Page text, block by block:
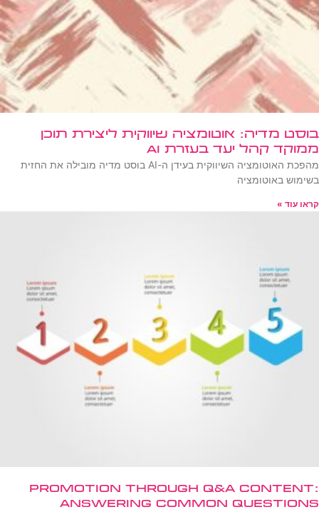
בוסט מדיה: אוטומציה שיווקית ליצירת תוכן
ממוקד קהל יעד בעזרת AI
מהפכת האוטומציה השיווקית בעידן ה-AI בוסט מדיה מובילה את החזית
בשימוש באוטומציה
קראו עוד »
Promotion Through Q&A Content:
Answering Common Questions